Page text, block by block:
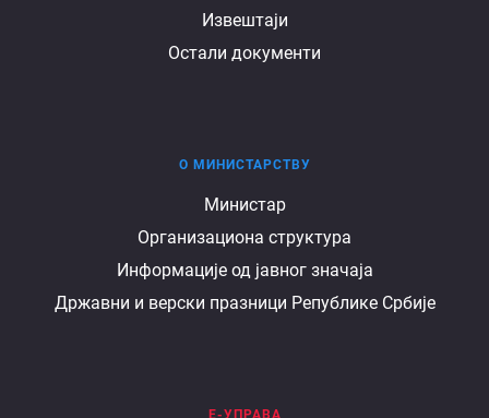
Извештаји
Остали документи
министарству
О МИНИСТАРСТВУ
Министар
Организациона структура
Информације од јавног значаја
Државни и верски празници Републике Србије